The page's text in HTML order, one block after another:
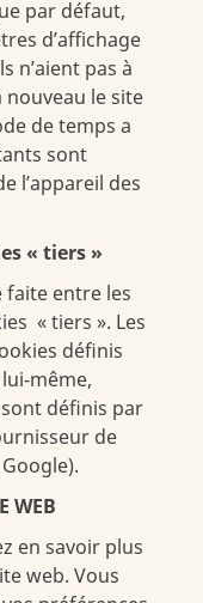
par défaut,
d’affichage
n’aient pas à
nouveau le site
de temps a
sont
l’appareil des
« tiers »
entre les
« tiers ». Les
définis
même,
définis par
de
WEB
en savoir plus
web. Vous